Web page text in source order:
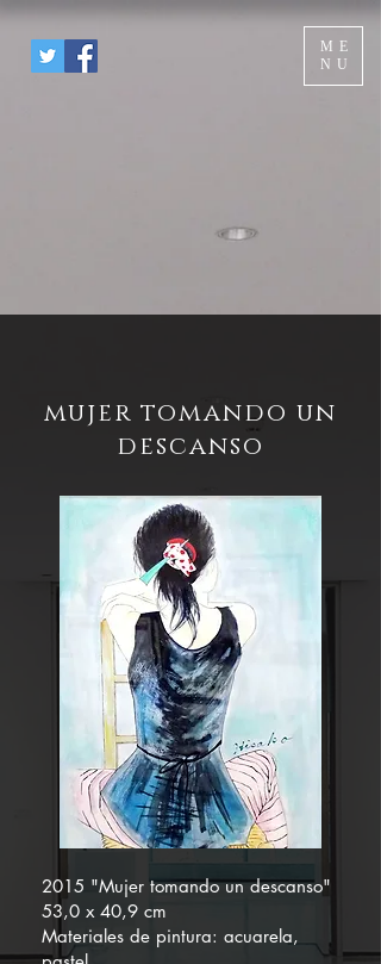
ME
NU
mujer tomando un
descanso
2015 "Mujer tomando un descanso"
53,0 x 40,9 cm
Materiales de pintura: acuarela,